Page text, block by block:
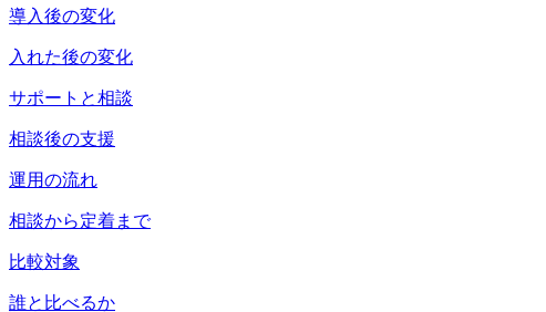
導入後の変化
入れた後の変化
サポートと相談
相談後の支援
運用の流れ
相談から定着まで
比較対象
誰と比べるか